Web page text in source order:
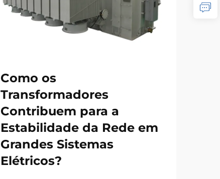
Como os
Transformadores
Contribuem para a
Estabilidade da Rede em
Grandes Sistemas
Elétricos?